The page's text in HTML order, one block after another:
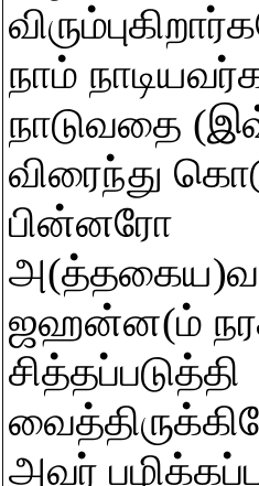
நாம்
நாடுவதை
விரைந்து
பின்னரோ
ஜஹன்ன(ம்
சித்தப்படுத்தி
அவர்